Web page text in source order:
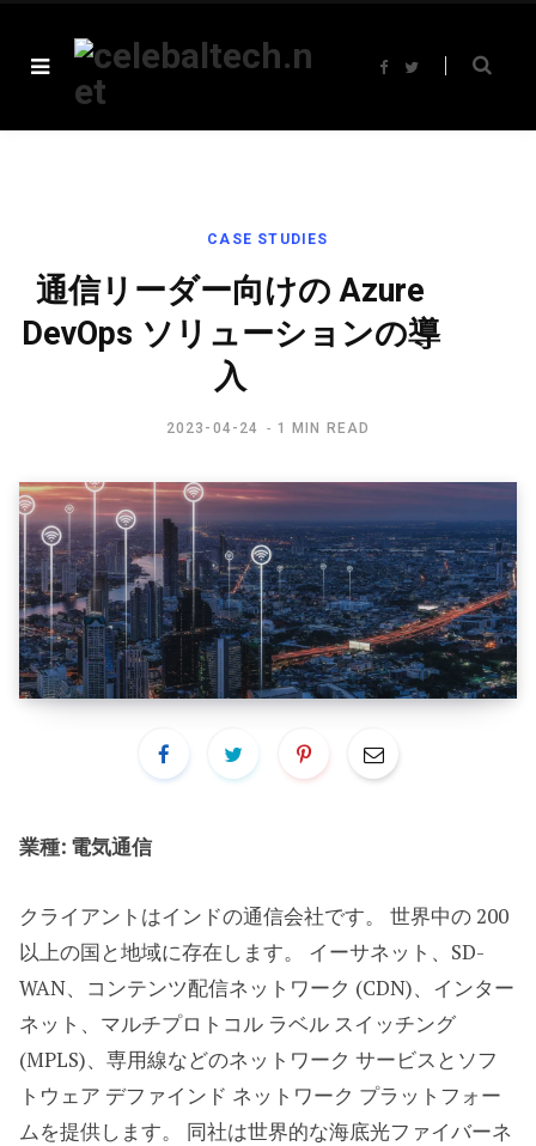
F
b
t
CASE STUDIES
通信リーダー向けの Azure
DevOps ソリューションの導
入
2023-04-24 1 MIN READ
業種: 電気通信
クライアントはインドの通信会社です。 世界中の 200
以上の国と地域に存在します。 イーサネット、SD-
WAN、コンテンツ配信ネットワーク (CDN)、インター
ネット、マルチプロトコル ラベル スイッチング
(MPLS)、専用線などのネットワーク サービスとソフ
トウェア デファインド ネットワーク プラットフォー
ムを提供します。 同社は世界的な海底光ファイバーネ